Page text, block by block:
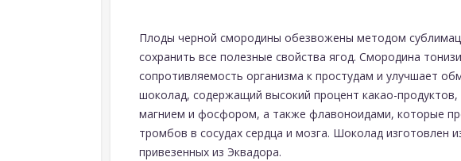
Плоды черной смородины обезвожены методом
сохранить все полезные свойства ягод. Смородина
сопротивляемость организма к простудам и улучшает
шоколад, содержащий высокий процент какао-
магнием и фосфором, а также флавоноидами, которые
тромбов в сосудах сердца и мозга. Шоколад изготовлен
привезенных из Эквадора.